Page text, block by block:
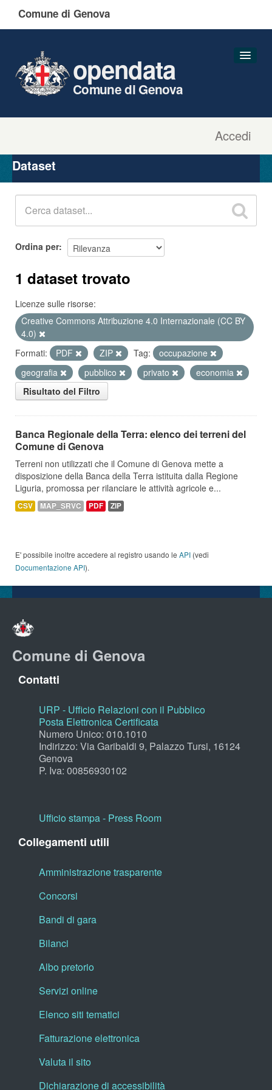
Comune di Genova
Accedi
opendata
Comune di Genova
Organizzazioni
Gruppi
Dataset
Ordina per
1 dataset trovato
Licenze sulle risorse:
Creative Commons Attribuzione 4.0 Internazionale (CC BY
4.0)
Formati:
PDF ZIP Tag:
occupazione
geografia
pubblico privato
economia
Risultato del Filtro
Banca Regionale della Terra: elenco dei terreni del
Comune di Genova
Terreni non utilizzati che il Comune di Genova mette a
disposizione della Banca della Terra istituita dalla Regione
Liguria, promossa per rilanciare le attività agricole e...
CSV MAP_SRVC PDF ZIP
E' possibile inoltre accedere al registro usando le API (vedi
Documentazione API).
Comune di Genova
Contatti
URP - Ufficio Relazioni con il Pubblico
Posta Elettronica Certificata
Numero Unico: 010.1010
Indirizzo: Via Garibaldi 9, Palazzo Tursi, 16124
Genova
P. Iva: 00856930102
Ufficio stampa - Press Room
Collegamenti utili
Amministrazione trasparente
Concorsi
Bandi di gara
Bilanci
Albo pretorio
Servizi online
Elenco siti tematici
Fatturazione elettronica
Valuta il sito
Dichiarazione di accessibilità